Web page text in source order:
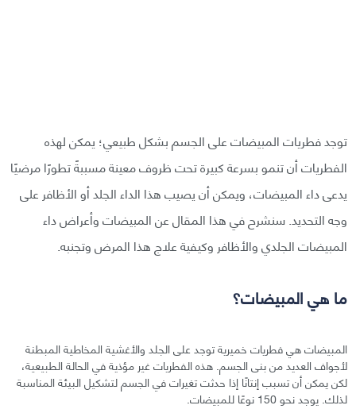
توجد فطريات المبيضات على الجسم بشكل طبيعي؛ يمكن لهذه
الفطريات أن تنمو بسرعة كبيرة تحت ظروف معينة مسببةً تطورًا مرضيًا
يدعى داء المبيضات، ويمكن أن يصيب هذا الداء الجلد أو الأظافر على
وجه التحديد. سنشرح في هذا المقال عن المبيضات وأعراض داء
المبيضات الجلدي والأظافر وكيفية علاج هذا المرض وتجنبه.
ما هي المبيضات؟
المبيضات هي فطريات خميرية توجد على الجلد والأغشية المخاطية المبطنة
لأجواف العديد من بنى الجسم. هذه الفطريات غير مؤذية في الحالة الطبيعية،
لكن يمكن أن تسبب إنتانًا إذا حدثت تغيرات في الجسم لتشكيل البيئة المناسبة
لذلك. يوجد نحو 150 نوعًا للمبيضات.